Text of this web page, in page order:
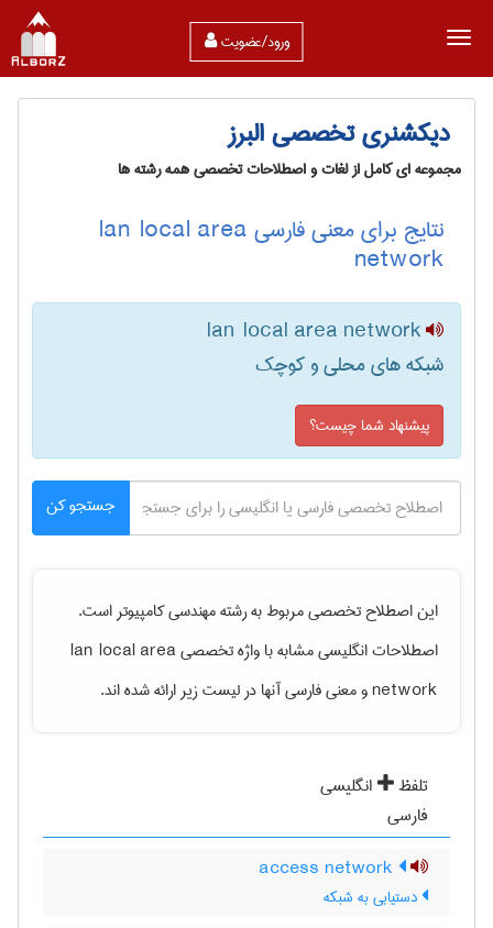
ورود/عضویت
دیکشنری تخصصی البرز
مجموعه ای کامل از لغات و اصطلاحات تخصصی همه رشته ها
نتایج برای معنی فارسی lan local area
network
lan local area network
شبکه های محلی و کوچک
پیشنهاد شما چیست؟
جستجو کن
این اصطلاح تخصصی مربوط به رشتهمهندسی كامپيوتراست.
اصطلاحات انگلیسی مشابه با واژه تخصصیlan local area
networkو معنی فارسی آنها در لیست زیر ارائه شده اند.
تلفظ
انگلیسی
فارسی
دستیابی به شبکه